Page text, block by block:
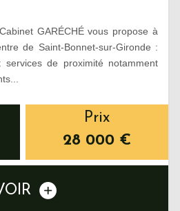
GARÉCHÉ vous propose à
de Saint-Bonnet-sur-Gironde :
services de proximité notamment
Prix
28 000 €